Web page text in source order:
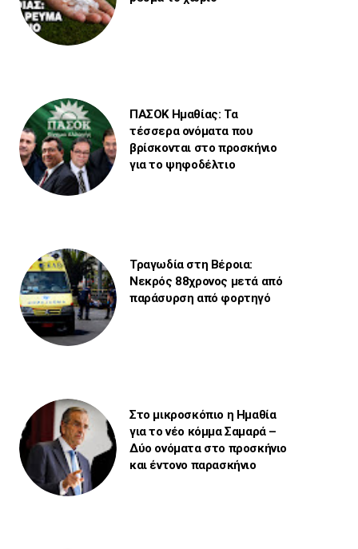
ΠΑΣΟΚ Ημαθίας: Τα
τέσσερα ονόματα που
βρίσκονται στο προσκήνιο
για το ψηφοδέλτιο
Τραγωδία στη Βέροια:
Νεκρός 88χρονος μετά από
παράσυρση από φορτηγό
Στο μικροσκόπιο η Ημαθία
για το νέο κόμμα Σαμαρά –
Δύο ονόματα στο προσκήνιο
και έντονο παρασκήνιο